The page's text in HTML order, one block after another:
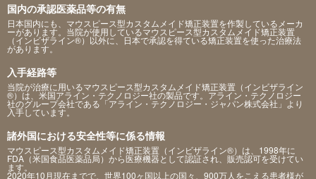
国内の承認医薬品等の有無
日本国内にも、マウスピース型カスタムメイド矯正装置を作製しているメーカ
ーがあります。当院が使用しているマウスピース型カスタムメイド矯正装置
（インビザライン®）以外に、日本で承認を得ている矯正装置を使った治療法
があります。
入手経路等
当院が治療に用いるマウスピース型カスタムメイド矯正装置（インビザライン
®）は、米国アライン・テクノロジー社の製品です。アライン・テクノロジー
社のグループ会社である「アライン・テクノロジー・ジャパン株式会社」より
入手しています。
諸外国における安全性等に係る情報
マウスピース型カスタムメイド矯正装置（インビザライン®）は、1998年に
FDA（米国食品医薬品局）から医療機器として認証され、販売認可を受けてい
ます。
2020年10月現在までで、世界100ヶ国以上の国々、900万人をこえる患者様が